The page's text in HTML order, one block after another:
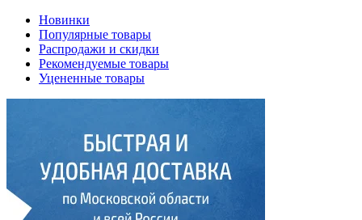
Новинки
Популярные товары
Распродажи и скидки
Рекомендуемые товары
Уцененные товары